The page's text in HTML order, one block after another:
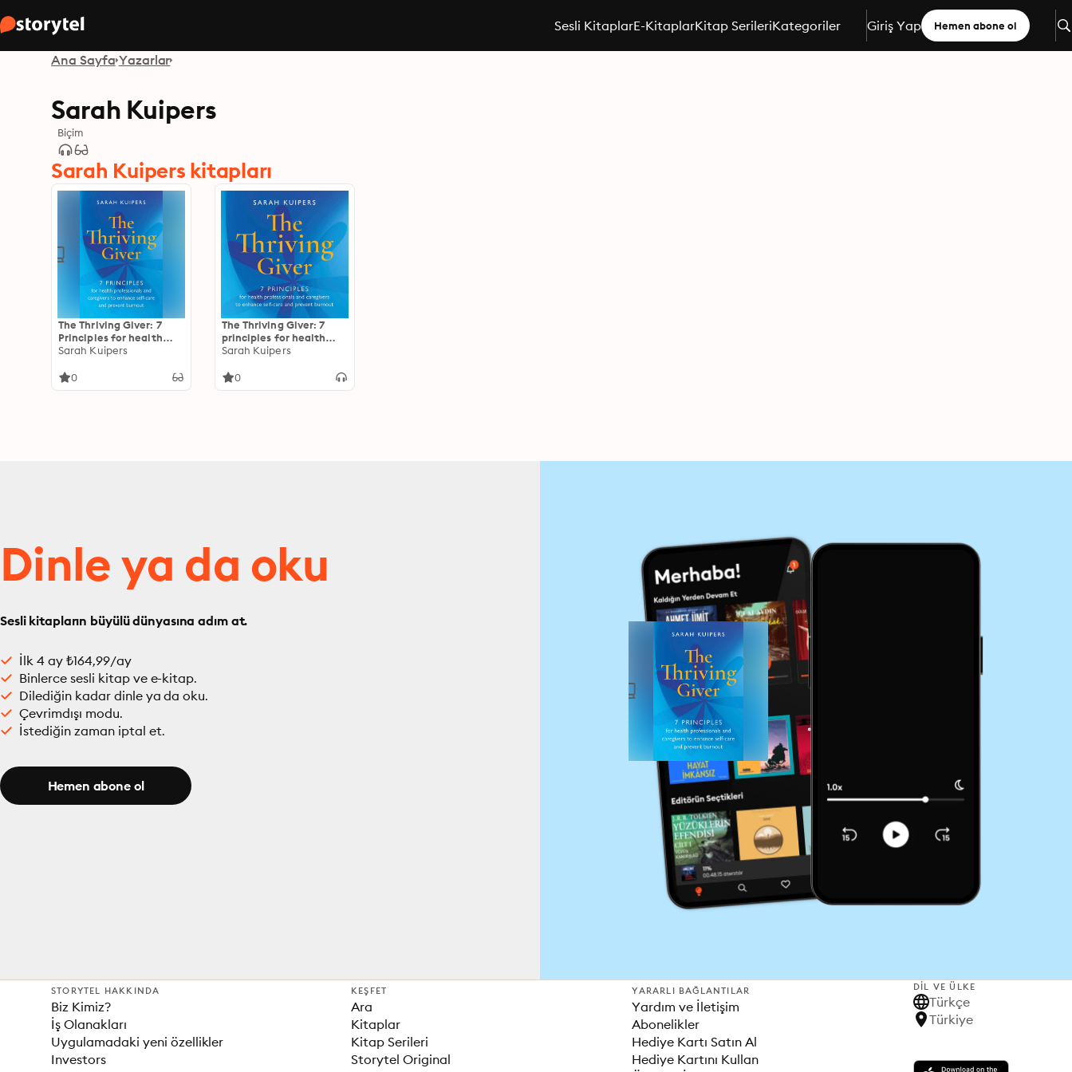
Sesli KitaplarE-KitaplarKitap SerileriKategoriler Giriş Yap Hemen abone ol
Ana Sayfa Yazarlar
Sarah Kuipers
Biçim
Sarah Kuipers kitapları
The Thriving Giver: 7
Principles for health
professionals and
self-care and prevent
Sarah Kuipers
0
The Thriving Giver: 7
principles for health
professionals and
self-care and prevent
Sarah Kuipers
0
Dinle ya da oku
Sesli kitapların büyülü dünyasına adım at.
İlk 4 ay ₺164,99/ay
Binlerce sesli kitap ve e-kitap.
Dilediğin kadar dinle ya da oku.
Çevrimdışı modu.
İstediğin zaman iptal et.
Hemen abone ol
STORYTEL HAKKINDA
Biz Kimiz?
İş Olanakları
Uygulamadaki yeni özellikler
Investors
KEŞFET
Ara
Kitaplar
Kitap Serileri
Storytel Original
YARARLI BAĞLANTILAR
Yardım ve İletişim
Abonelikler
Hediye Kartı Satın Al
Hediye Kartını Kullan
DIL VE ÜLKE
Türkçe
Türkiye